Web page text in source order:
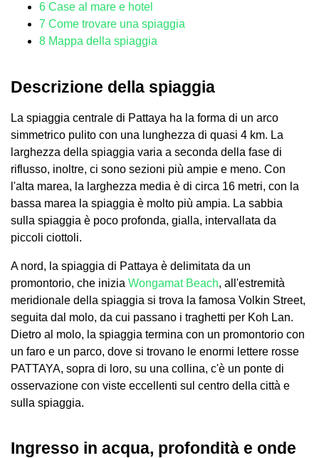
6 Case al mare e hotel
7 Come trovare una spiaggia
8 Mappa della spiaggia
Descrizione della spiaggia
La spiaggia centrale di Pattaya ha la forma di un arco
simmetrico pulito con una lunghezza di quasi 4 km. La
larghezza della spiaggia varia a seconda della fase di
riflusso, inoltre, ci sono sezioni più ampie e meno. Con
l'alta marea, la larghezza media è di circa 16 metri, con la
bassa marea la spiaggia è molto più ampia. La sabbia
sulla spiaggia è poco profonda, gialla, intervallata da
piccoli ciottoli.
A nord, la spiaggia di Pattaya è delimitata da un
promontorio, che inizia Wongamat Beach, all'estremità
meridionale della spiaggia si trova la famosa Volkin Street,
seguita dal molo, da cui passano i traghetti per Koh Lan.
Dietro al molo, la spiaggia termina con un promontorio con
un faro e un parco, dove si trovano le enormi lettere rosse
PATTAYA, sopra di loro, su una collina, c'è un ponte di
osservazione con viste eccellenti sul centro della città e
sulla spiaggia.
Ingresso in acqua, profondità e onde